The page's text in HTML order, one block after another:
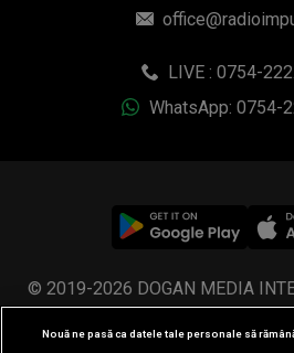
LIVE : 0754-
WhatsApp: 0754-
© 2019-2026 DOGAN MEDIA
Nouă ne pasă ca datele tale personale să